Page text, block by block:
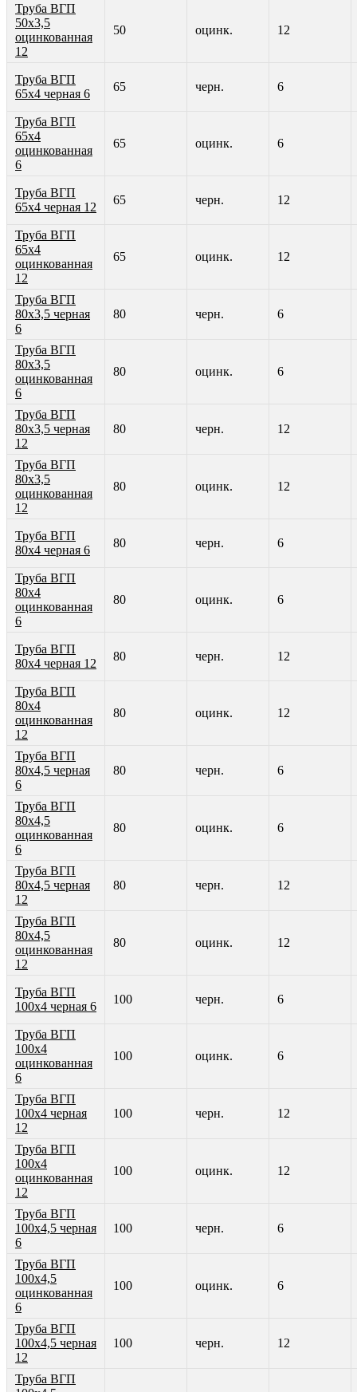
Труба ВГП
50х3,5
оцинкованная
12
50 оцинк. 12
Труба ВГП
65х4 черная 6
65 черн. 6
Труба ВГП
65х4
оцинкованная
6
65 оцинк. 6
Труба ВГП
65х4 черная 12
65 черн. 12
Труба ВГП
65х4
оцинкованная
12
65 оцинк. 12
Труба ВГП
80х3,5 черная
6
80 черн. 6
Труба ВГП
80х3,5
оцинкованная
6
80 оцинк. 6
Труба ВГП
80х3,5 черная
12
80 черн. 12
Труба ВГП
80х3,5
оцинкованная
12
80 оцинк. 12
Труба ВГП
80х4 черная 6
80 черн. 6
Труба ВГП
80х4
оцинкованная
6
80 оцинк. 6
Труба ВГП
80х4 черная 12
80 черн. 12
Труба ВГП
80х4
оцинкованная
12
80 оцинк. 12
Труба ВГП
80х4,5 черная
6
80 черн. 6
Труба ВГП
80х4,5
оцинкованная
6
80 оцинк. 6
Труба ВГП
80х4,5 черная
12
80 черн. 12
Труба ВГП
80х4,5
оцинкованная
12
80 оцинк. 12
Труба ВГП
100х4 черная 6
100 черн. 6
Труба ВГП
100х4
оцинкованная
6
100 оцинк. 6
Труба ВГП
100х4 черная
12
100 черн. 12
Труба ВГП
100х4
оцинкованная
12
100 оцинк. 12
Труба ВГП
100х4,5 черная
6
100 черн. 6
Труба ВГП
100х4,5
оцинкованная
6
100 оцинк. 6
Труба ВГП
100х4,5 черная
12
100 черн. 12
Труба ВГП